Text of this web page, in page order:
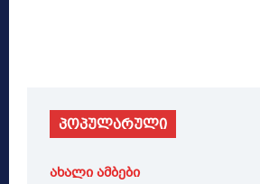
პოპულარული
ახალი ამბები